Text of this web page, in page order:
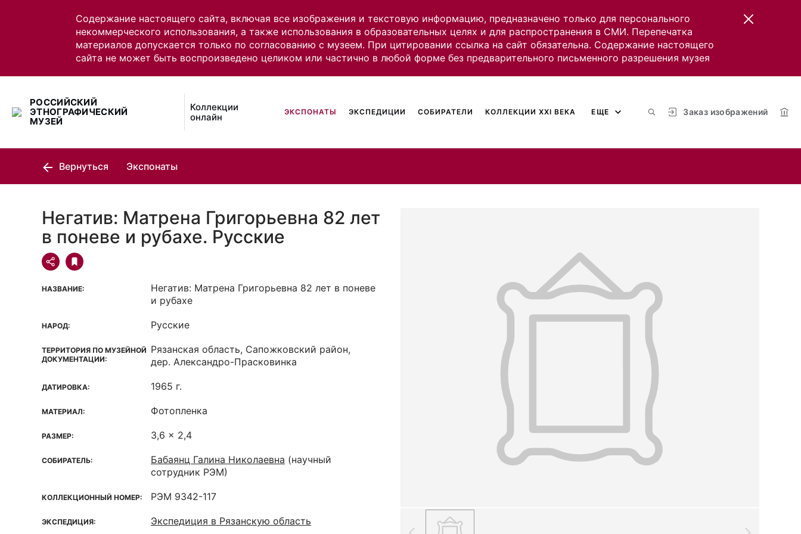
Содержание настоящего сайта, включая все изображения и текстовую информацию, предназначено только для персонального
некоммерческого использования, а также использования в образовательных целях и для распространения в СМИ. Перепечатка
материалов допускается только по согласованию с музеем. При цитировании ссылка на сайт обязательна. Содержание настоящего
сайта не может быть воспроизведено целиком или частично в любой форме без предварительного письменного разрешения музея
РОССИЙСКИЙ
ЭТНОГРАФИЧЕСКИЙ
МУЗЕЙ
Коллекции
онлайн
Заказ изображений
ЭКСПОНАТЫ ЭКСПЕДИЦИИ СОБИРАТЕЛИ КОЛЛЕКЦИИ XXI ВЕКА ЕЩЕ
Вернуться Экспонаты
Негатив: Матрена Григорьевна 82 лет
в поневе и рубахе. Русские
НАЗВАНИЕ:
Негатив: Матрена Григорьевна 82 лет в поневе
и рубахе
НАРОД: Русские
ТЕРРИТОРИЯ ПО МУЗЕЙНОЙ
ДОКУМЕНТАЦИИ:
Рязанская область, Сапожковский район,
дер. Александро-Прасковинка
ДАТИРОВКА: 1965 г.
МАТЕРИАЛ: Фотопленка
РАЗМЕР: 3,6 x 2,4
СОБИРАТЕЛЬ: Бабаянц Галина Николаевна (научный
сотрудник РЭМ)
КОЛЛЕКЦИОННЫЙ НОМЕР: РЭМ 9342-117
ЭКСПЕДИЦИЯ: Экспедиция в Рязанскую область